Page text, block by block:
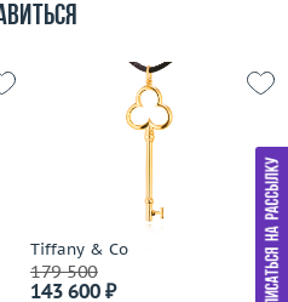
Tiffany & Co
179 500
143 600 ₽